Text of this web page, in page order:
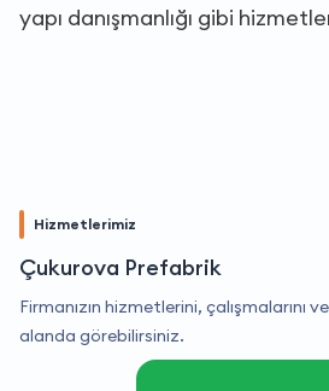
yapı danışmanlığı gibi
Hizmetlerimiz
Çukurova Prefabrik
Firmanızın hizmetlerini, çalışmalarını
alanda görebilirsiniz.